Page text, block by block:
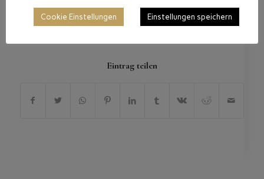
1. OKTOBER 2017
/ DANIGIRO
Eintrag teilen
Cookie Einstellungen Einstellungen speichern